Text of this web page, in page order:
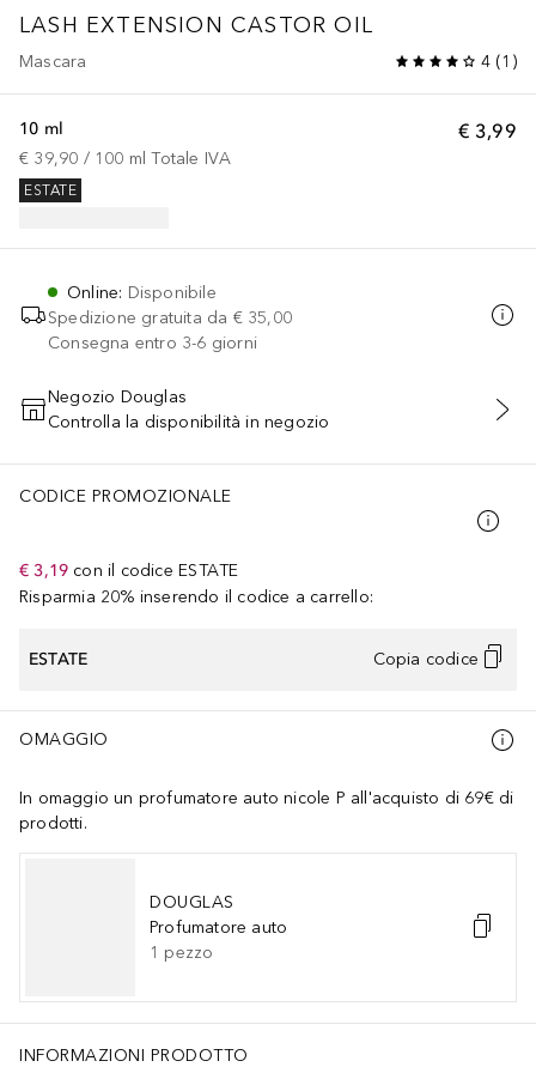
LASH EXTENSION CASTOR OIL
Mascara 4 (1 )
€ 3,99
10 ml
€ 39,90 / 100 ml Totale IVA
ESTATE
Online: Disponibile
Spedizione gratuita da € 35,00
Consegna entro 3-6 giorni
AGGIUNGI AL CARRELLO
Negozio Douglas
Controlla la disponibilità in negozio
CODICE PROMOZIONALE
€ 3,19 con il codice ESTATE
Risparmia 20% inserendo il codice a carrello:
ESTATE Copia codice
OMAGGIO
In omaggio un profumatore auto nicole P all'acquisto di 69€ di
prodotti.
DOUGLAS
Profumatore auto
1 pezzo
INFORMAZIONI PRODOTTO